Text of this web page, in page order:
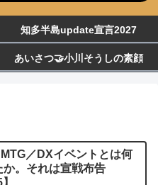
知多半島update宣言2027
あいさつ🤝小川そうしの素顔
／DXイベントとは何
か。それは宣戦布告